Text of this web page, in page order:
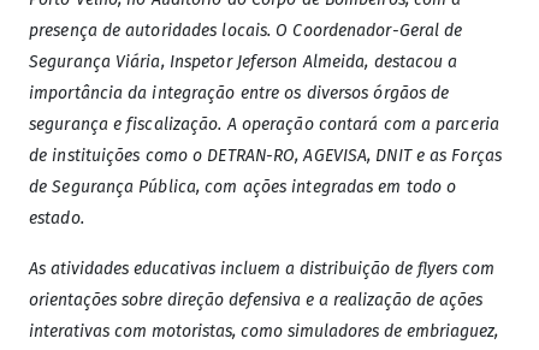
presença de autoridades locais. O Coordenador-Geral de
Segurança Viária, Inspetor Jeferson Almeida, destacou a
importância da integração entre os diversos órgãos de
segurança e fiscalização. A operação contará com a parceria
de instituições como o DETRAN-RO, AGEVISA, DNIT e as Forças
de Segurança Pública, com ações integradas em todo o
estado.
As atividades educativas incluem a distribuição de flyers com
orientações sobre direção defensiva e a realização de ações
interativas com motoristas, como simuladores de embriaguez,